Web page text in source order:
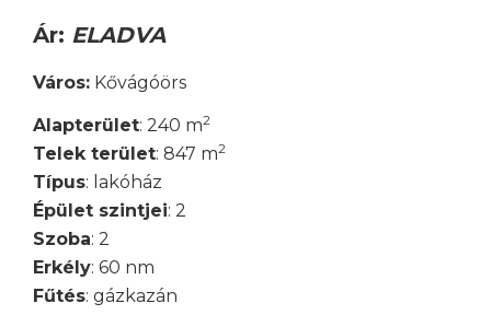
Ár: ELADVA
Város: Kővágóörs
Alapterület: 240 m2
Telek terület: 847 m2
Típus: lakóház
Épület szintjei: 2
Szoba: 2
Erkély: 60 nm
Fűtés: gázkazán